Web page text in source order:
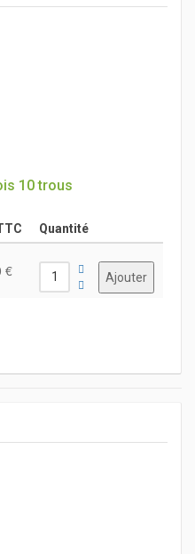
10 trous
Quantité
€